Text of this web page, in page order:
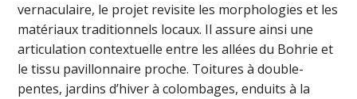
vernaculaire, le projet revisite les morphologies et les
matériaux traditionnels locaux. Il assure ainsi une
articulation contextuelle entre les allées du Bohrie et
le tissu pavillonnaire proche. Toitures à double-
pentes, jardins d’hiver à colombages, enduits à la